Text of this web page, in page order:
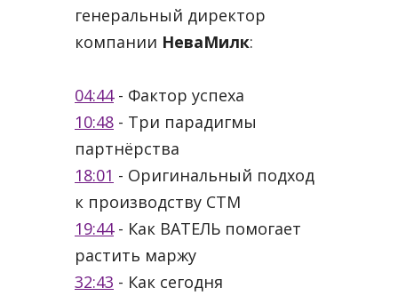
генеральный директор
компании НеваМилк:
04:44- Фактор успеха
10:48 - Три парадигмы
партнёрства
18:01 - Оригинальный подход
к производству СТМ
19:44- Как ВАТЕЛЬ помогает
растить маржу
32:43 - Как сегодня